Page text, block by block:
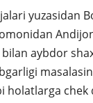
yuzasidan
aybdor
holatlarga chek